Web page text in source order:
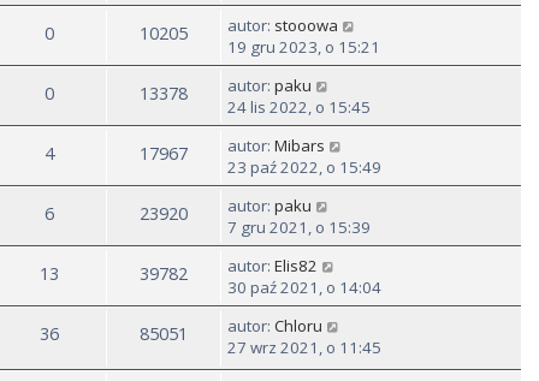
0 10205 autor: stooowa
19 gru 2023, o 15:21
0 13378 autor: paku
24 lis 2022, o 15:45
4 17967 autor: Mibars
23 paź 2022, o 15:49
6 23920 autor: paku
7 gru 2021, o 15:39
13 39782 autor: Elis82
30 paź 2021, o 14:04
36 85051 autor: Chloru
27 wrz 2021, o 11:45